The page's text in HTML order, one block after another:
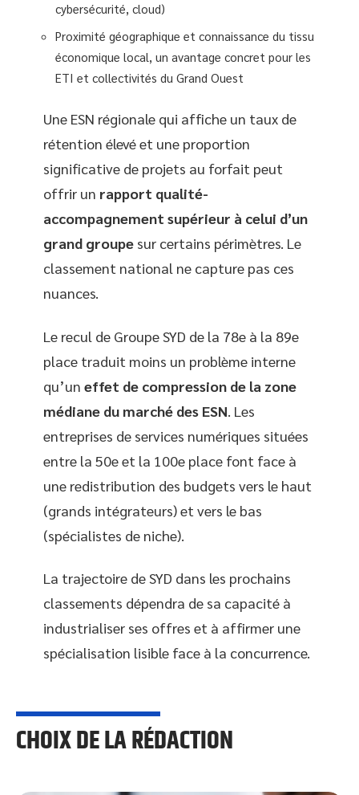
cybersécurité, cloud)
Proximité géographique et connaissance du tissu
économique local, un avantage concret pour les
ETI et collectivités du Grand Ouest
Une ESN régionale qui affiche un taux de
rétention élevé et une proportion
significative de projets au forfait peut
offrir un rapport qualité-
accompagnement supérieur à celui d’un
grand groupe sur certains périmètres. Le
classement national ne capture pas ces
nuances.
Le recul de Groupe SYD de la 78e à la 89e
place traduit moins un problème interne
qu’un effet de compression de la zone
médiane du marché des ESN. Les
entreprises de services numériques situées
entre la 50e et la 100e place font face à
une redistribution des budgets vers le haut
(grands intégrateurs) et vers le bas
(spécialistes de niche).
La trajectoire de SYD dans les prochains
classements dépendra de sa capacité à
industrialiser ses offres et à affirmer une
spécialisation lisible face à la concurrence.
CHOIX DE LA RÉDACTION